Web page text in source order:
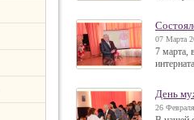
07 Марта
7 марта,
День
26